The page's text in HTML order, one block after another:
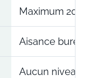
Maximum 20
Aisance
Aucun niveau